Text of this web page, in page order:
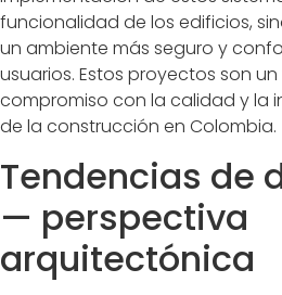
funcionalidad de los edificios,
un ambiente más seguro y
usuarios. Estos proyectos son
compromiso con la calidad y la
de la construcción en Colombia.
Tendencias de
— perspectiva
arquitectónica